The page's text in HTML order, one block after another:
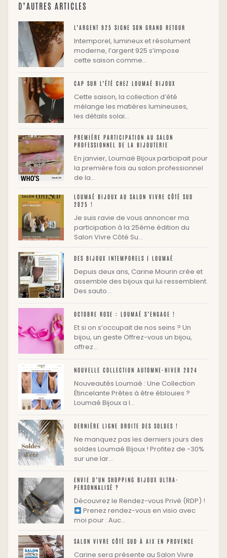
D’AUTRES ARTICLES
L’ARGENT 925 SIGNE SON GRAND RETOUR
Intemporel, lumineux et résolument
moderne, l’argent 925 s’impose
cette saison comme…
CAP SUR L’ÉTÉ CHEZ LOUMAÉ BIJOUX
Cette saison, la collection d’été
mélange les matières lumineuses,
les détails solai…
PREMIÈRE PARTICIPATION AU SALON
PROFESSIONNEL DE LA BIJOUTERIE
En janvier, Loumaë Bijoux participait pour
la première fois au salon professionnel
de la…
LOUMAÉ BIJOUX AU SALON VIVRE CÔTÉ SUD
2025 !
Je suis ravie de vous annoncer ma
participation à la 25ème édition du
Salon Vivre Côté Su…
DES BIJOUX INTEMPORELS | LOUMAÉ
Depuis deux ans, Carine Mourin crée et
assemble des bijoux qui lui ressemblent.
Des sauto…
OCTOBRE ROSE : LOUMAÉ S’ENGAGE !
Et si on s’occupait de nos seins ? Un
bijou, un geste Offrez-vous un bijou,
offrez…
NOUVELLE COLLECTION AUTOMNE-HIVER 2024
Nouveautés Loumaé : Une Collection
Étincelante Prêtes à être éblouies ?
Loumaé Bijoux a l…
DERNIÈRE LIGNE DROITE DES SOLDES !
Ne manquez pas les derniers jours des
soldes Loumaé Bijoux ! Profitez de -30%
sur une lar…
ENVIE D’UN SHOPPING BIJOUX ULTRA-
PERSONNALISÉ ?
Découvrez le Rendez-vous Privé (RDP) !
Prenez rendez-vous en visio avec
moi pour : Auc…
SALON VIVRE CÔTÉ SUD À AIX EN PROVENCE
Carine sera présente au Salon Vivre